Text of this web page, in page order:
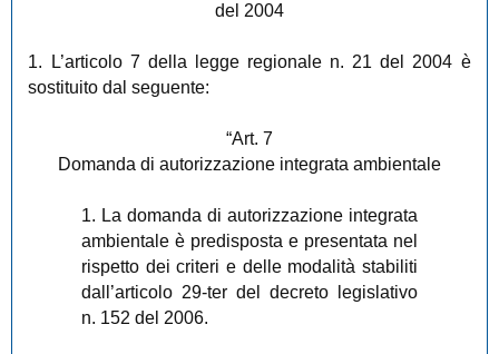
del 2004
1. L’articolo 7 della legge regionale n. 21 del 2004 è
sostituito dal seguente:
“Art. 7
Domanda di autorizzazione integrata ambientale
1. La domanda di autorizzazione integrata
ambientale è predisposta e presentata nel
rispetto dei criteri e delle modalità stabiliti
dall’articolo 29-ter del decreto legislativo
n. 152 del 2006.